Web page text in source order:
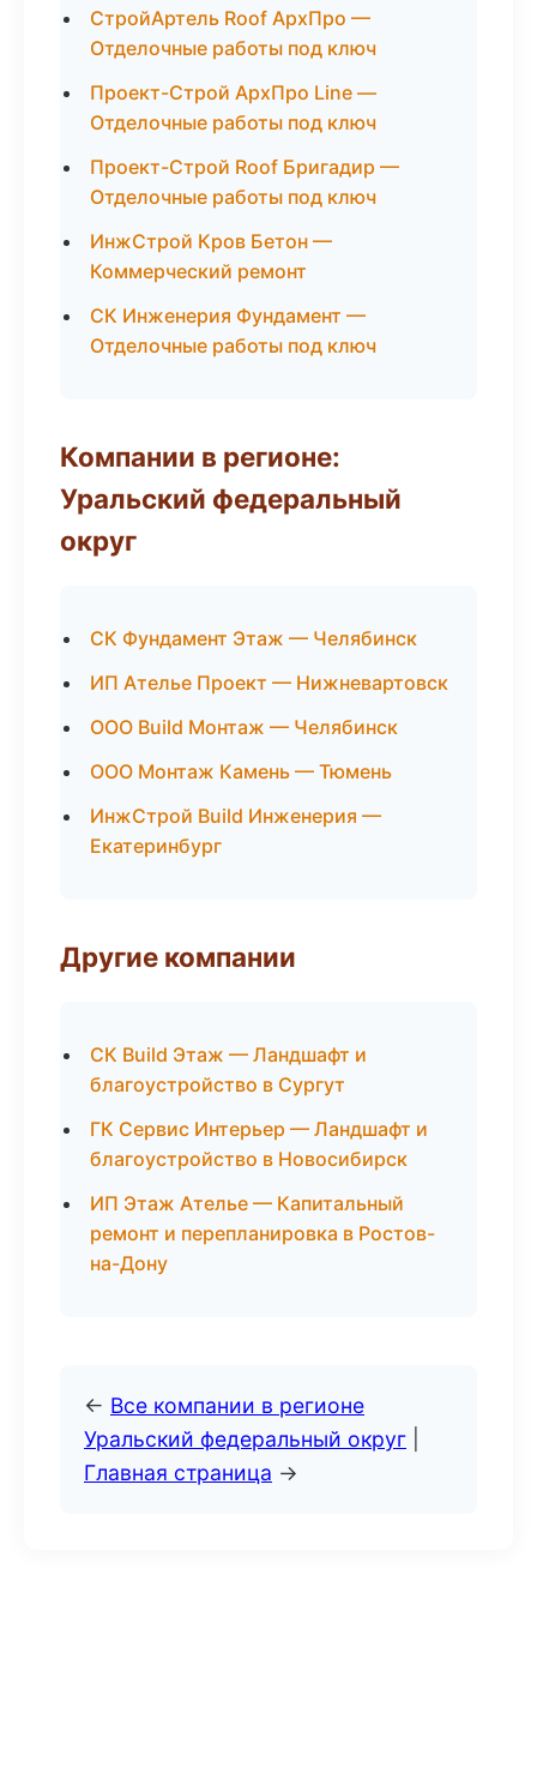
СтройАртель Roof АрхПро —
Отделочные работы под ключ
Проект-Строй АрхПро Line —
Отделочные работы под ключ
Проект-Строй Roof Бригадир —
Отделочные работы под ключ
ИнжСтрой Кров Бетон —
Коммерческий ремонт
СК Инженерия Фундамент —
Отделочные работы под ключ
Компании в регионе:
Уральский федеральный
округ
СК Фундамент Этаж — Челябинск
ИП Ателье Проект — Нижневартовск
ООО Build Монтаж — Челябинск
ООО Монтаж Камень — Тюмень
ИнжСтрой Build Инженерия —
Екатеринбург
Другие компании
СК Build Этаж — Ландшафт и
благоустройство в Сургут
ГК Сервис Интерьер — Ландшафт и
благоустройство в Новосибирск
ИП Этаж Ателье — Капитальный
ремонт и перепланировка в Ростов-
на-Дону
← Все компании в регионе
Уральский федеральный округ
Главная страница →